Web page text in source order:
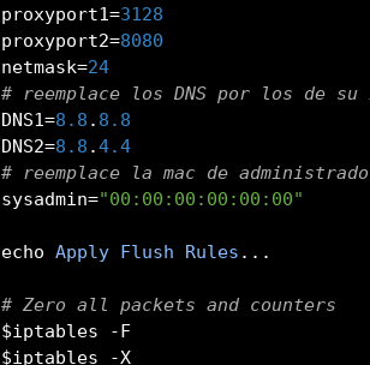
proxyport1=3128
proxyport2=8080
netmask=24
# reemplace los DNS por los de su
DNS1=8.8 . 8.8
DNS2=8.8 .4.4
# reemplace la mac de
sysadmin="00:00:00:00:00:00"
echo Apply Flush Rules ...
# Zero all packets and counters
$iptables
-F
$iptables
-X